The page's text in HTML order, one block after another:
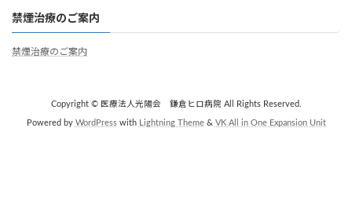
禁煙治療のご案内
禁煙治療のご案内
Copyright © 医療法人光陽会 鎌倉ヒロ病院 All Rights Reserved.
Powered by WordPresswith Lightning Theme& VK All in One Expansion Unit